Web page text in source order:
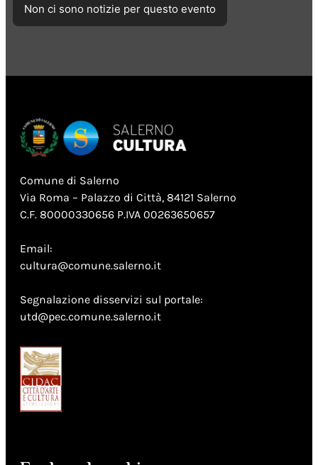
Non ci sono notizie per questo evento
Comune di Salerno
Via Roma – Palazzo di Città, 84121 Salerno
C.F. 80000330656 P.IVA 00263650657
Email:
cultura@comune.salerno.it
Segnalazione disservizi sul portale:
utd@pec.comune.salerno.it